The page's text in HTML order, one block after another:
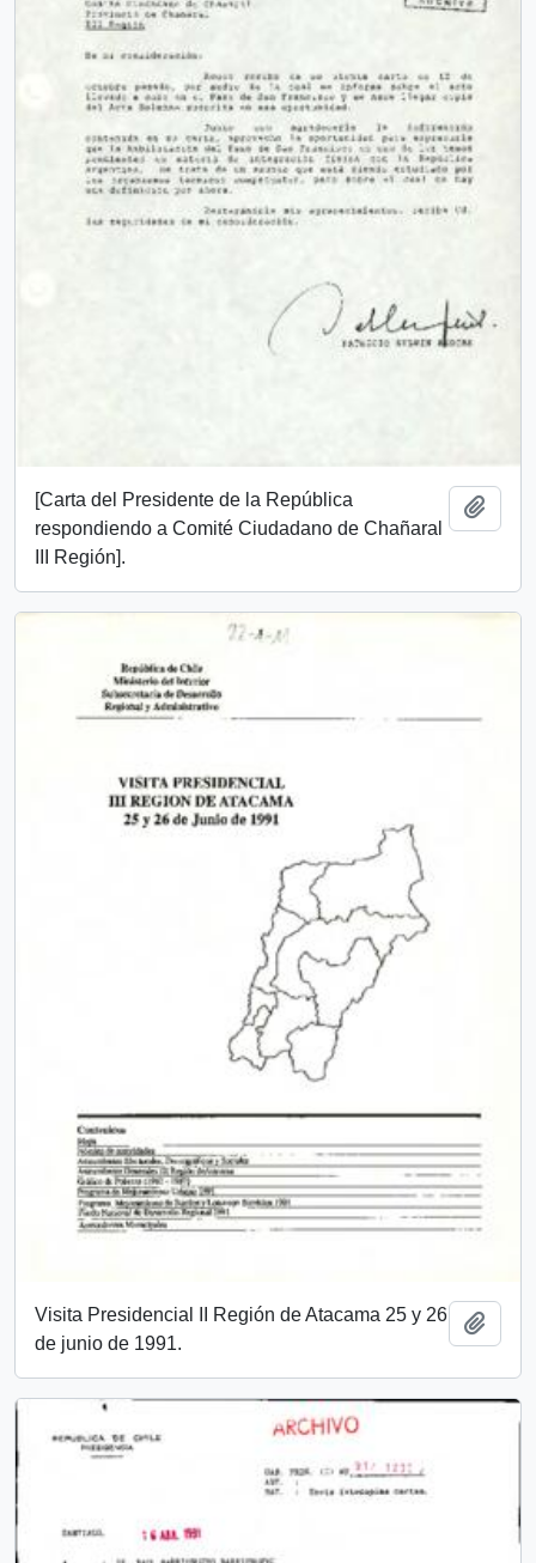
[Carta del Presidente de la República
respondiendo a Comité Ciudadano de Chañaral
III Región].
Visita Presidencial II Región de Atacama 25 y 26
de junio de 1991.